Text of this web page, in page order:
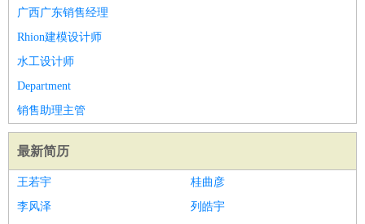
广西广东销售经理
Rhion建模设计师
水工设计师
Department
销售助理主管
最新简历
王若宇
桂曲彦
李风泽
列皓宇